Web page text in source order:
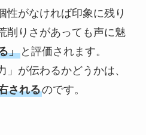
性がなければ印象に残り
削りさがあっても声に魅
」と評価されます。
が伝わるかどうかは、
されるのです。